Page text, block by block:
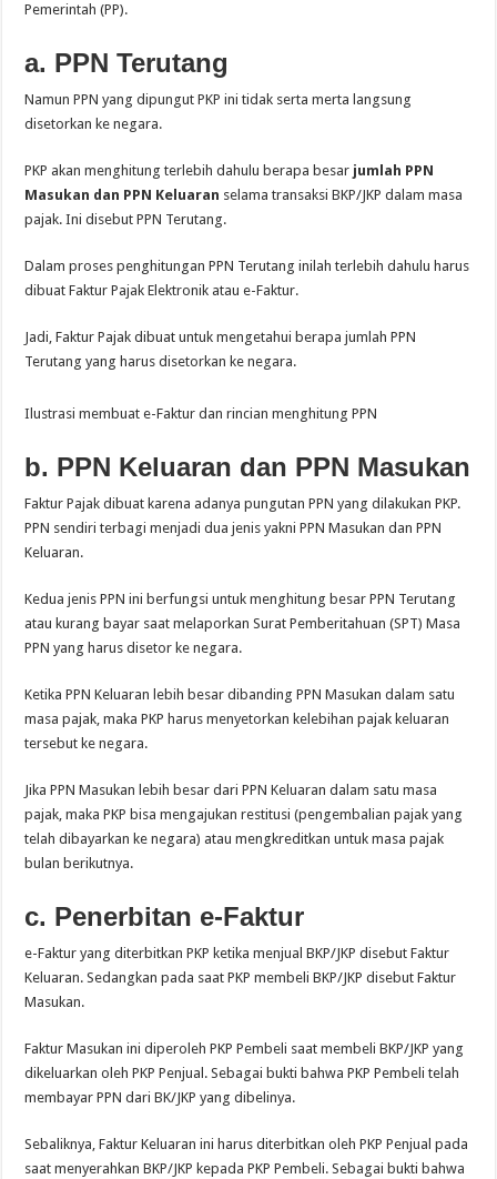
Pemerintah (PP).
a. PPN Terutang
Namun PPN yang dipungut PKP ini tidak serta merta langsung
disetorkan ke negara.
PKP akan menghitung terlebih dahulu berapa besar jumlah PPN
Masukan dan PPN Keluaran selama transaksi BKP/JKP dalam masa
pajak. Ini disebut PPN Terutang.
Dalam proses penghitungan PPN Terutang inilah terlebih dahulu harus
dibuat Faktur Pajak Elektronik atau e-Faktur.
Jadi, Faktur Pajak dibuat untuk mengetahui berapa jumlah PPN
Terutang yang harus disetorkan ke negara.
Ilustrasi membuat e-Faktur dan rincian menghitung PPN
b. PPN Keluaran dan PPN Masukan
Faktur Pajak dibuat karena adanya pungutan PPN yang dilakukan PKP.
PPN sendiri terbagi menjadi dua jenis yakni PPN Masukan dan PPN
Keluaran.
Kedua jenis PPN ini berfungsi untuk menghitung besar PPN Terutang
atau kurang bayar saat melaporkan Surat Pemberitahuan (SPT) Masa
PPN yang harus disetor ke negara.
Ketika PPN Keluaran lebih besar dibanding PPN Masukan dalam satu
masa pajak, maka PKP harus menyetorkan kelebihan pajak keluaran
tersebut ke negara.
Jika PPN Masukan lebih besar dari PPN Keluaran dalam satu masa
pajak, maka PKP bisa mengajukan restitusi (pengembalian pajak yang
telah dibayarkan ke negara) atau mengkreditkan untuk masa pajak
bulan berikutnya.
c. Penerbitan e-Faktur
e-Faktur yang diterbitkan PKP ketika menjual BKP/JKP disebut Faktur
Keluaran. Sedangkan pada saat PKP membeli BKP/JKP disebut Faktur
Masukan.
Faktur Masukan ini diperoleh PKP Pembeli saat membeli BKP/JKP yang
dikeluarkan oleh PKP Penjual. Sebagai bukti bahwa PKP Pembeli telah
membayar PPN dari BK/JKP yang dibelinya.
Sebaliknya, Faktur Keluaran ini harus diterbitkan oleh PKP Penjual pada
saat menyerahkan BKP/JKP kepada PKP Pembeli. Sebagai bukti bahwa